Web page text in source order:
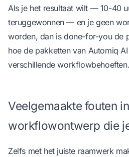
Als je het resultaat wilt — 10-40
teruggewonnen — en je geen
worden, dan is done-for-you de
hoe de pakketten van Automiq
verschillende workflowbehoeften.
Veelgemaakte fouten in
workflowontwerp die
Zelfs met het juiste raamwerk